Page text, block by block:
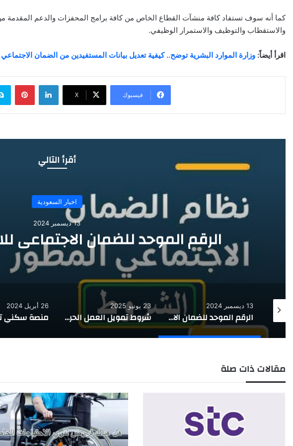
كما أنه سوف تستفاد كافة منشآت القطاع الخاص من كافة برامج المحفزات والدعم المقدمة
والاستقطاب والتوظيف والاستمرار الوظيفي.
اقرأ أيضاً: وزارة الموارد البشرية توضح.. كيفية تعديل بيانات المستفيدين من الضمان الاجتماعي
فيسبوك ‫X
لينكدإن
أقرأ التالي
اخبار السعودية
13 ديسمبر 2024
الرقم الموحد للضمان الاجتماعي
13 ديسمبر 2024
الرقم الموحد للضمان الاجتماعي للاتصال والشكاوى
23 يونيو 2025
شروط تمويل العمل الحر في السعودية 2025
26 أبريل 2024
مقالات ذات صلة